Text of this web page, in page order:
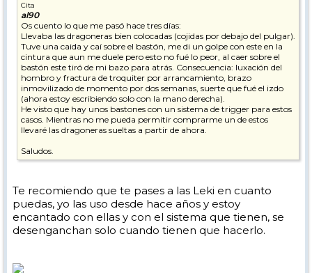
Cita
al90
Os cuento lo que me pasó hace tres días:
Llevaba las dragoneras bien colocadas (cojidas por debajo del pulgar).
Tuve una caida y caí sobre el bastón, me di un golpe con este en la
cintura que aun me duele pero esto no fué lo peor, al caer sobre el
bastón este tiró de mi bazo para atrás. Consecuencia: luxación del
hombro y fractura de troquiter por arrancamiento, brazo
inmovilizado de momento por dos semanas, suerte que fué el izdo
(ahora estoy escribiendo solo con la mano derecha).
He visto que hay unos bastones con un sistema de trigger para estos
casos. Mientras no me pueda permitir comprarme un de estos
llevaré las dragoneras sueltas a partir de ahora.
Saludos.
Te recomiendo que te pases a las Leki en cuanto
puedas, yo las uso desde hace años y estoy
encantado con ellas y con el sistema que tienen, se
desenganchan solo cuando tienen que hacerlo.